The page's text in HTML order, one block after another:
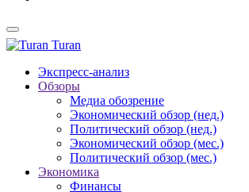
Turan
Экспресс-анализ
Обзоры
Медиа обозрение
Экономический обзор (нед.)
Политический обзор (нед.)
Экономический обзор (мес.)
Политический обзор (мес.)
Экономика
Финансы